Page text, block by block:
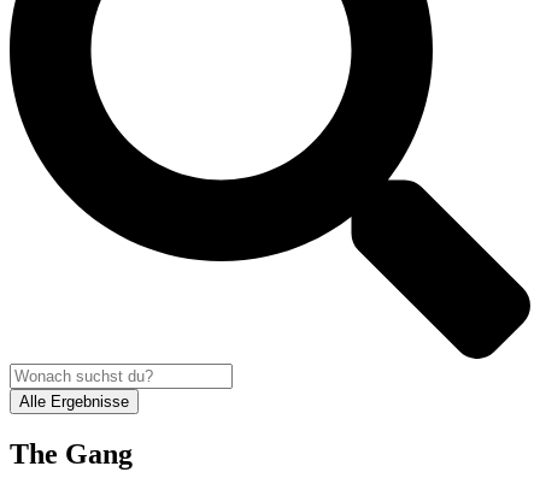
Alle Ergebnisse
The Gang